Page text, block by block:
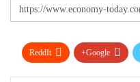
Google+
ReddIt